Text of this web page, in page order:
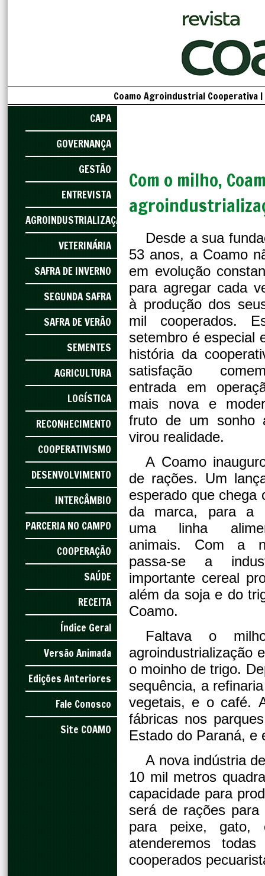
Coamo Agroindustrial Cooperativa
CAPA
GOVERNANÇA
GESTÃO
ENTREVISTA
AGROINDUSTRIALIZAÇÃO
VETERINÁRIA
SAFRA DE INVERNO
SEGUNDA SAFRA
SAFRA DE VERÃO
SEMENTES
AGRICULTURA
LOGÍSTICA
RECONHECIMENTO
COOPERATIVISMO
DESENVOLVIMENTO
INTERCÂMBIO
PARCERIA NO CAMPO
COOPERAÇÃO
SAÚDE
RECEITA
Índice Geral
Versão Animada
Edições Anteriores
Fale Conosco
Site COAMO
Com o milho,
Desde a sua
53 anos, a Coamo
em evolução
para agregar cada
à produção dos
mil cooperados.
setembro é especial
história da
satisfação
entrada em
mais nova e
fruto de um sonho
virou realidade.
A Coamo
de rações. Um
esperado que chega
da marca, para a
uma linha
animais. Com a
passa-se a
importante cereal
além da soja e do
Coamo.
Faltava o
agroindustrialização
o moinho de trigo.
sequência, a
vegetais, e o café.
fábricas nos
Estado do Paraná,
A nova indústria
10 mil metros
capacidade para
será de rações
para peixe, gato,
atenderemos
cooperados